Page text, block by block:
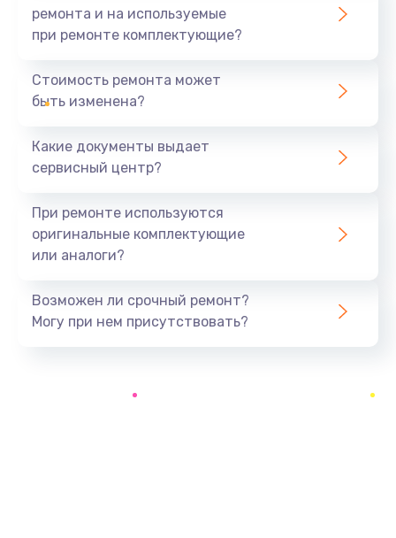
Заказать
1440 руб.
Ремонт южного моста
Замена батарейки BIOS
Заказать
ремонта и на используемые
при ремонте комплектующие?
Стоимость ремонта может
быть изменена?
Какие документы выдает
сервисный центр?
При ремонте используются
оригинальные комплектующие
или аналоги?
Возможен ли срочный ремонт?
Могу при нем присутствовать?